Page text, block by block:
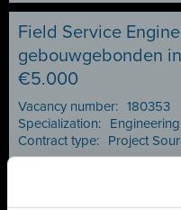
Field Service
gebouwgebonden
€5.000
Vacancy number: 180353
Specialization:
Contract type:
Project